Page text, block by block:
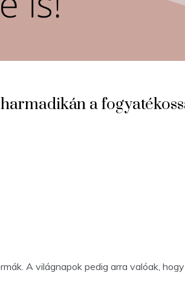
a
A világnapok pedig arra valóak,